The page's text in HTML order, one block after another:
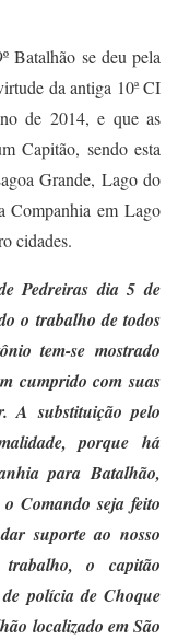
Batalhão se deu pela
da antiga 10ª CI
de 2014, e que as
Capitão, sendo esta
Grande, Lago do
Companhia em Lago
cidades.
Pedreiras dia 5 de
o trabalho de todos
tem-se mostrado
cumprido com suas
A substituição pelo
porque há
para Batalhão,
seja feito
suporte ao nosso
o capitão
polícia de Choque
localizado em São